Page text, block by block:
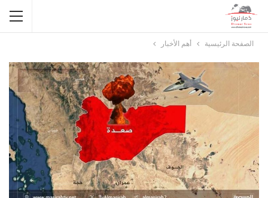
الصفحة الرئيسية أهم الأخبار